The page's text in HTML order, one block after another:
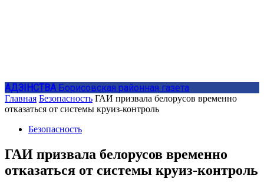
АДЗIНСТВА Борисовская районная газета
Главная Безопасность ГАИ призвала белорусов временно
отказаться от системы круиз-контроль
Безопасность
ГАИ призвала белорусов временно
отказаться от системы круиз-контроль